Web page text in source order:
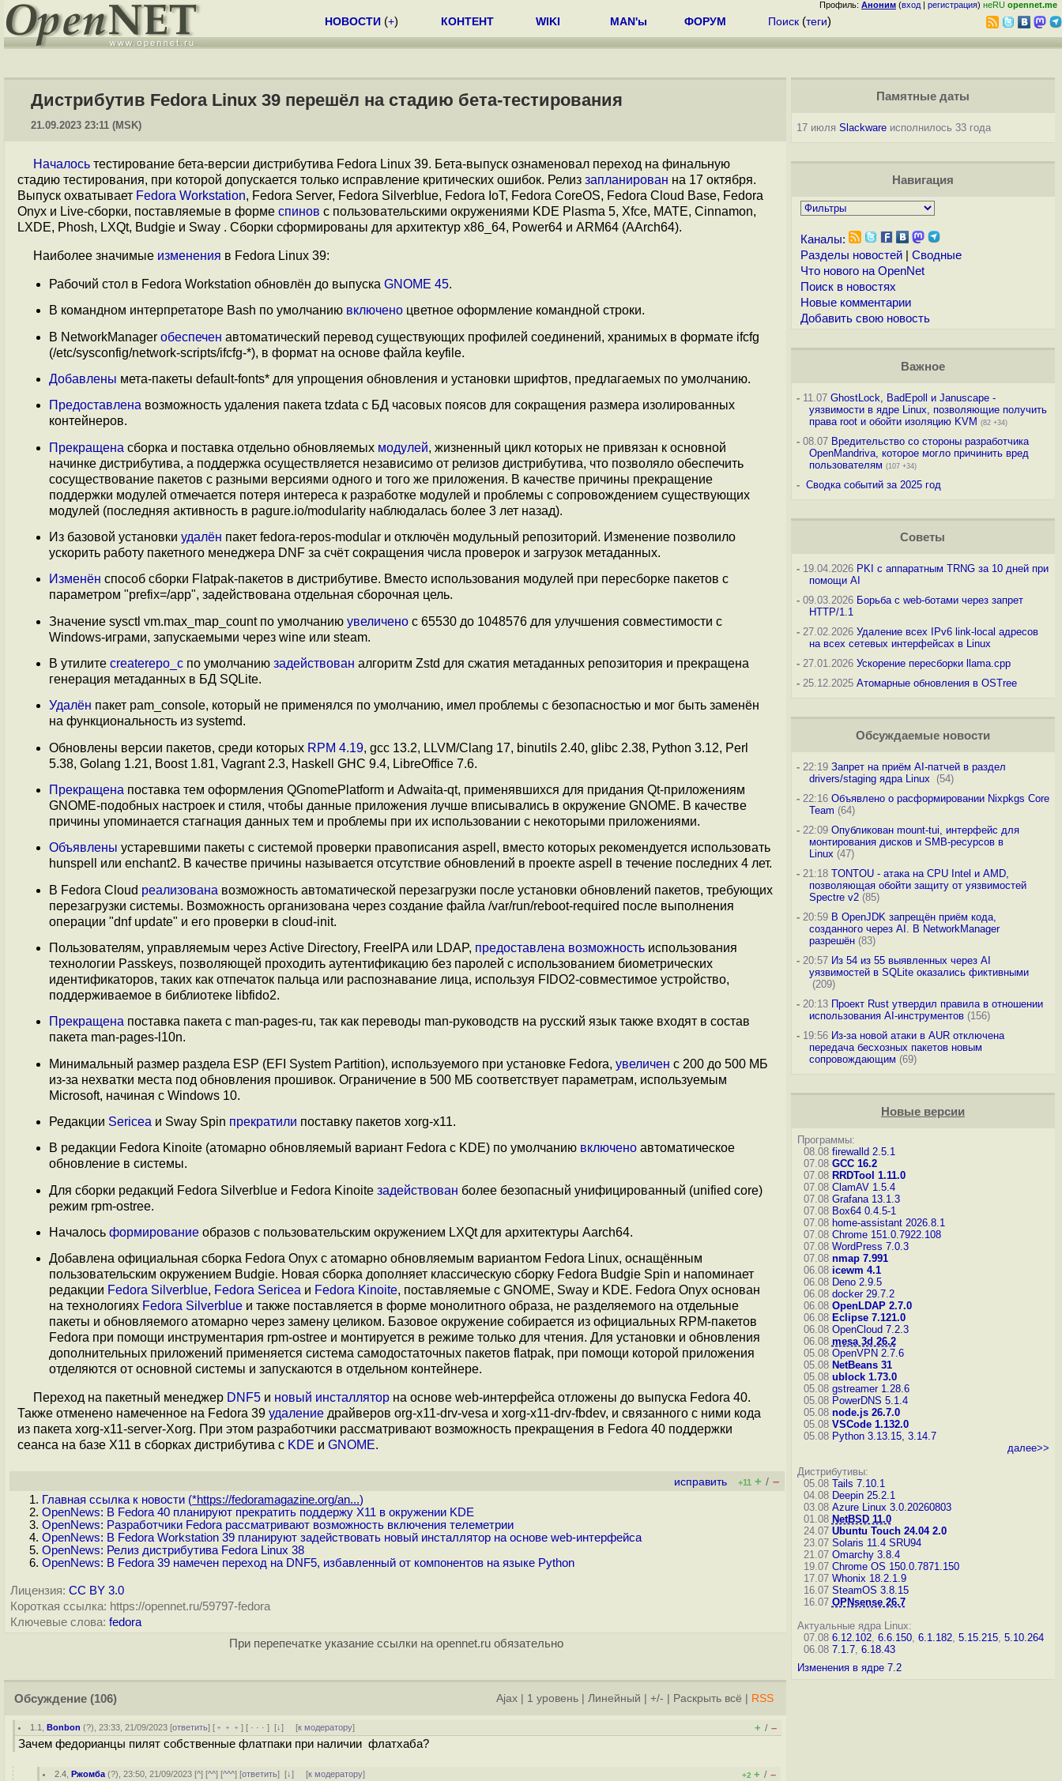
Профиль: Аноним (вход | регистрация) неRU opennet.me
НОВОСТИ (+) КОНТЕНТ WIKI MAN'ы ФОРУМ Поиск (теги)
Дистрибутив Fedora Linux 39 перешёл на стадию бета-тестирования
21.09.2023 23:11 (MSK)
Началось тестирование бета-версии дистрибутива Fedora Linux 39. Бета-выпуск ознаменовал переход на финальную
стадию тестирования, при которой допускается только исправление критических ошибок. Релиз запланирован на 17 октября.
Выпуск охватывает Fedora Workstation, Fedora Server, Fedora Silverblue, Fedora IoT, Fedora CoreOS, Fedora Cloud Base, Fedora
Onyx и Live-сборки, поставляемые в форме спинов c пользовательскими окружениями KDE Plasma 5, Xfce, MATE, Cinnamon,
LXDE, Phosh, LXQt, Budgie и Sway . Сборки сформированы для архитектур x86_64, Power64 и ARM64 (AArch64).
Наиболее значимые изменения в Fedora Linux 39:
Рабочий стол в Fedora Workstation обновлён до выпуска GNOME 45.
В командном интерпретаторе Bash по умолчанию включено цветное оформление командной строки.
В NetworkManager обеспечен автоматический перевод существующих профилей соединений, хранимых в формате ifcfg
(/etc/sysconfig/network-scripts/ifcfg-*), в формат на основе файла keyfile.
Добавлены мета-пакеты default-fonts* для упрощения обновления и установки шрифтов, предлагаемых по умолчанию.
Предоставлена возможность удаления пакета tzdata с БД часовых поясов для сокращения размера изолированных
контейнеров.
Прекращена сборка и поставка отдельно обновляемых модулей, жизненный цикл которых не привязан к основной
начинке дистрибутива, а поддержка осуществляется независимо от релизов дистрибутива, что позволяло обеспечить
сосуществование пакетов с разными версиями одного и того же приложения. В качестве причины прекращение
поддержки модулей отмечается потеря интереса к разработке модулей и проблемы с сопровождением существующих
модулей (последняя активность в pagure.io/modularity наблюдалась более 3 лет назад).
Из базовой установки удалён пакет fedora-repos-modular и отключён модульный репозиторий. Изменение позволило
ускорить работу пакетного менеджера DNF за счёт сокращения числа проверок и загрузок метаданных.
Изменён способ сборки Flatpak-пакетов в дистрибутиве. Вместо использования модулей при пересборке пакетов с
параметром "prefix=/app", задействована отдельная сборочная цель.
Значение sysctl vm.max_map_count по умолчанию увеличено с 65530 до 1048576 для улучшения совместимости c
Windows-играми, запускаемыми через wine или steam.
В утилите createrepo_c по умолчанию задействован алгоритм Zstd для сжатия метаданных репозитория и прекращена
генерация метаданных в БД SQLite.
Удалён пакет pam_console, который не применялся по умолчанию, имел проблемы с безопасностью и мог быть заменён
на функциональность из systemd.
Обновлены версии пакетов, среди которых RPM 4.19, gcc 13.2, LLVM/Clang 17, binutils 2.40, glibc 2.38, Python 3.12, Perl
5.38, Golang 1.21, Boost 1.81, Vagrant 2.3, Haskell GHC 9.4, LibreOffice 7.6.
Прекращена поставка тем оформления QGnomePlatform и Adwaita-qt, применявшихся для придания Qt-приложениям
GNOME-подобных настроек и стиля, чтобы данные приложения лучше вписывались в окружение GNOME. В качестве
причины упоминается стагнация данных тем и проблемы при их использовании с некоторыми приложениями.
Объявлены устаревшими пакеты с системой проверки правописания aspell, вместо которых рекомендуется использовать
hunspell или enchant2. В качестве причины называется отсутствие обновлений в проекте aspell в течение последних 4 лет.
В Fedora Cloud реализована возможность автоматической перезагрузки после установки обновлений пакетов, требующих
перезагрузки системы. Возможность организована через создание файла /var/run/reboot-required после выполнения
операции "dnf update" и его проверки в cloud-init.
Пользователям, управляемым через Active Directory, FreeIPA или LDAP, предоставлена возможность использования
технологии Passkeys, позволяющей проходить аутентификацию без паролей с использованием биометрических
идентификаторов, таких как отпечаток пальца или распознавание лица, используя FIDO2-совместимое устройство,
поддерживаемое в библиотеке libfido2.
Прекращена поставка пакета с man-pages-ru, так как переводы man-руководств на русский язык также входят в состав
пакета man-pages-l10n.
Минимальный размер раздела ESP (EFI System Partition), используемого при установке Fedora, увеличен с 200 до 500 МБ
из-за нехватки места под обновления прошивок. Ограничение в 500 МБ соответствует параметрам, используемым
Microsoft, начиная с Windows 10.
Редакции Sericea и Sway Spin прекратили поставку пакетов xorg-x11.
В редакции Fedora Kinoite (атомарно обновляемый вариант Fedora с KDE) по умолчанию включено автоматическое
обновление в системы.
Для сборки редакций Fedora Silverblue и Fedora Kinoite задействован более безопасный унифицированный (unified core)
режим rpm-ostree.
Началось формирование образов с пользовательским окружением LXQt для архитектуры Aarch64.
Добавлена официальная сборка Fedora Onyx с атомарно обновляемым вариантом Fedora Linux, оснащённым
пользовательским окружением Budgie. Новая сборка дополняет классическую сборку Fedora Budgie Spin и напоминает
редакции Fedora Silverblue, Fedora Sericea и Fedora Kinoite, поставляемые с GNOME, Sway и KDE. Fedora Onyx основан
на технологиях Fedora Silverblue и также поставляется в форме монолитного образа, не разделяемого на отдельные
пакеты и обновляемого атомарно через замену целиком. Базовое окружение собирается из официальных RPM-пакетов
Fedora при помощи инструментария rpm-ostree и монтируется в режиме только для чтения. Для установки и обновления
дополнительных приложений применяется система самодостаточных пакетов flatpak, при помощи которой приложения
отделяются от основной системы и запускаются в отдельном контейнере.
Переход на пакетный менеджер DNF5 и новый инсталлятор на основе web-интерфейса отложены до выпуска Fedora 40.
Также отменено намеченное на Fedora 39 удаление драйверов org-x11-drv-vesa и xorg-x11-drv-fbdev, и связанного с ними кода
из пакета xorg-x11-server-Xorg. При этом разработчики рассматривают возможность прекращения в Fedora 40 поддержки
сеанса на базе X11 в сборках дистрибутива с KDE и GNOME.
исправить +11 + / –
Главная ссылка к новости (*https://fedoramagazine.org/an...)
OpenNews: В Fedora 40 планируют прекратить поддержу X11 в окружении KDE
OpenNews: Разработчики Fedora рассматривают возможность включения телеметрии
OpenNews: В Fedora Workstation 39 планируют задействовать новый инсталлятор на основе web-интерфейса
OpenNews: Релиз дистрибутива Fedora Linux 38
OpenNews: В Fedora 39 намечен переход на DNF5, избавленный от компонентов на языке Python
Лицензия: CC BY 3.0
Короткая ссылка: https://opennet.ru/59797-fedora
Ключевые слова: fedora
При перепечатке указание ссылки на opennet.ru обязательно
Обсуждение (106) Ajax 1 уровень Линейный +/- Раскрыть всё RSS
1.1 ,Bonbon (?), 23:33, 21/09/2023 [ответить] [ ﹢﹢﹢] [ · · ·][↓] [к модератору] + / –
Зачем федорианцы пилят собственные флатпаки при наличии флатхаба?
2.4 ,Ржомба (?), 23:50, 21/09/2023 [^] [^^] [^^^] [ответить][↓] [к модератору] +2 + / –
Памятные даты
17 июля Slackwareисполнилось 33 года
Навигация
Каналы:
Разделы новостей| Сводные
Что нового на OpenNet
Поиск в новостях
Новые комментарии
Добавить свою новость
Важное
-11.07 GhostLock, BadEpoll и Januscape -
уязвимости в ядре Linux, позволяющие получить
права root и обойти изоляцию KVM (82 +34)
-08.07 Вредительство со стороны разработчика
OpenMandriva, которое могло причинить вред
пользователям (107 +34)
- Сводка событий за 2025 год
Советы
-19.04.2026 PKI с аппаратным TRNG за 10 дней при
помощи AI
-09.03.2026 Борьба с web-ботами через запрет
HTTP/1.1
-27.02.2026 Удаление всех IPv6 link-local адресов
на всех сетевых интерфейсах в Linux
-27.01.2026 Ускорение пересборки llama.cpp
-25.12.2025 Атомарные обновления в OSTree
Обсуждаемые новости
-22:19 Запрет на приём AI-патчей в раздел
drivers/staging ядра Linux
(54)
-22:16 Объявлено о расформировании Nixpkgs Core
Team (64)
-22:09 Опубликован mount-tui, интерфейс для
монтирования дисков и SMB-ресурсов в
Linux (47)
-21:18 TONTOU - атака на CPU Intel и AMD,
позволяющая обойти защиту от уязвимостей
Spectre v2(85)
-20:59 В OpenJDK запрещён приём кода,
созданного через AI. В NetworkManager
разрешён(83)
-20:57 Из 54 из 55 выявленных через AI
уязвимостей в SQLite оказались фиктивными
(209)
-20:13 Проект Rust утвердил правила в отношении
использования AI-инструментов(156)
-19:56 Из-за новой атаки в AUR отключена
передача бесхозных пакетов новым
сопровождающим (69)
Новые версии
Программы:
08.08 firewalld 2.5.1
07.08 GCC 16.2
07.08 RRDTool 1.11.0
07.08 ClamAV 1.5.4
07.08 Grafana 13.1.3
07.08 Box64 0.4.5-1
07.08 home-assistant 2026.8.1
07.08 Chrome 151.0.7922.108
07.08 WordPress 7.0.3
07.08 nmap 7.991
06.08 icewm 4.1
06.08 Deno 2.9.5
06.08 docker 29.7.2
06.08 OpenLDAP 2.7.0
06.08 Eclipse 7.121.0
06.08 OpenCloud 7.2.3
06.08 mesa 3d 26.2
05.08 OpenVPN 2.7.6
05.08 NetBeans 31
05.08 ublock 1.73.0
05.08 gstreamer 1.28.6
05.08 PowerDNS 5.1.4
05.08 node.js 26.7.0
05.08 VSCode 1.132.0
05.08 Python 3.13.15, 3.14.7
далее>>
Дистрибутивы:
05.08 Tails 7.10.1
04.08 Deepin 25.2.1
03.08 Azure Linux 3.0.20260803
01.08 NetBSD 11.0
24.07 Ubuntu Touch 24.04 2.0
23.07 Solaris 11.4 SRU94
21.07 Omarchy 3.8.4
19.07 Chrome OS 150.0.7871.150
17.07 Whonix 18.2.1.9
16.07 SteamOS 3.8.15
16.07 OPNsense 26.7
Актуальные ядра Linux:
07.08 6.12.102, 6.6.150, 6.1.182, 5.15.215, 5.10.264
06.08 7.1.7, 6.18.43
Изменения в ядре 7.2